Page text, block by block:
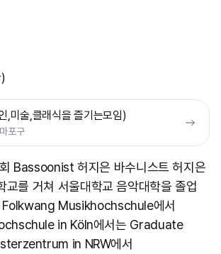
,미술,클래식을 즐기는모임)
포구
Bassoonist 허지은 바수니스트 허지은
교를 거쳐 서울대학교 음악대학을 졸업
Folkwang Musikhochschule에서
in Köln에서는 Graduate
in NRW에서